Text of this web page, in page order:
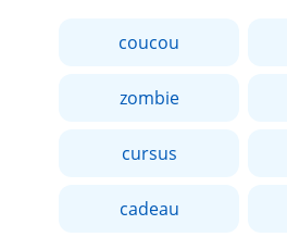
coucou
zombie
cursus
cadeau